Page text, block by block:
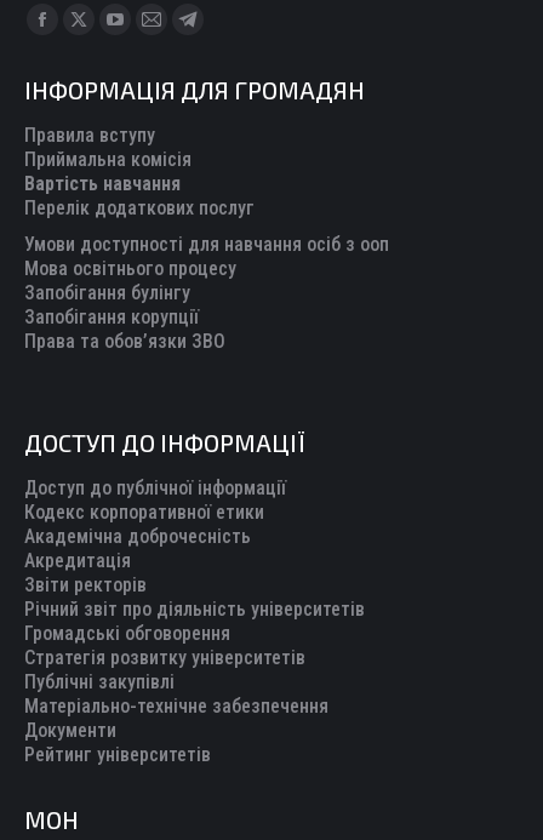
Find us on:
Facebook
opens
in
new
window
X
opens
in
new
window
YouTube
opens
in
new
window
Mail
opens
in
new
window
Telegram
opens
new
ІНФОРМАЦІЯ ДЛЯ ГРОМАДЯН
Правила вступу
Приймальна комісія
Вартість навчання
Перелік додаткових послуг
Умови доступності для навчання осіб з ооп
Мова освітнього процесу
Запобігання булінгу
Запобігання корупції
Права та обов’язки ЗВО
ДОСТУП ДО ІНФОРМАЦІЇ
Доступ до публічної інформації
Кодекс корпоративної етики
Академічна доброчесність
Акредитація
Звіти ректорів
Річний звіт про діяльність університетів
Громадські обговорення
Стратегія розвитку університетів
Публічні закупівлі
Матеріально-технічне забезпечення
Документи
Рейтинг університетів
МОН